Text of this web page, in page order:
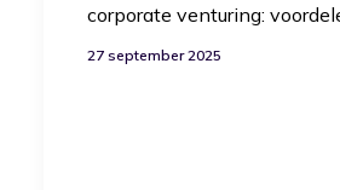
corporate venturing:
27 september 2025